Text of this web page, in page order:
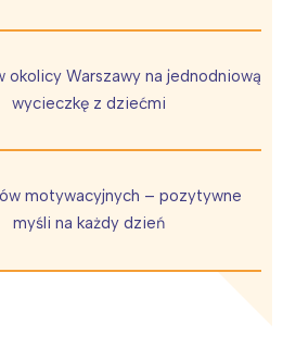
okolicy Warszawy na jednodniową
wycieczkę z dziećmi
motywacyjnych – pozytywne
myśli na każdy dzień